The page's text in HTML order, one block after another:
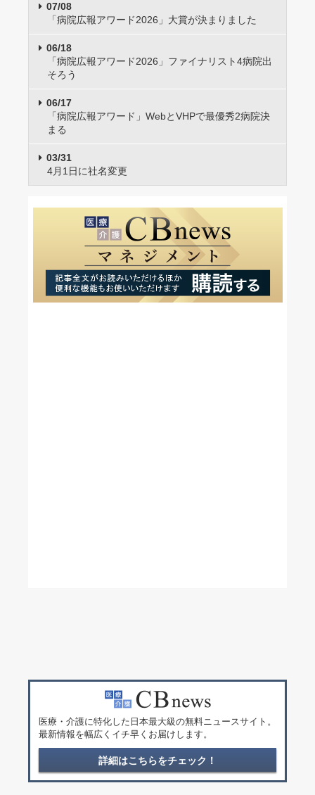
07/08
「病院広報アワード2026」大賞が決まりました
06/18
「病院広報アワード2026」ファイナリスト4病院出
そろう
06/17
「病院広報アワード」WebとVHPで最優秀2病院決
まる
03/31
4月1日に社名変更
医療・介護に特化した日本最大級の無料ニュースサイト。
最新情報を幅広くイチ早くお届けします。
詳細はこちらをチェック！